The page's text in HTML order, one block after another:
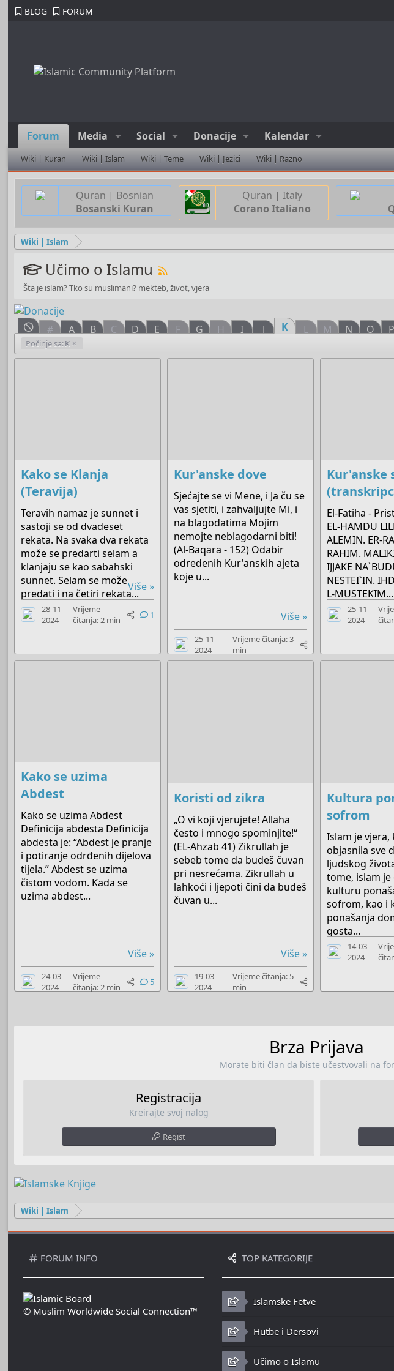
BLOG FORUM
Forum Media Social Donacije Kalendar
Wiki | Kuran Wiki | Islam Wiki | Teme Wiki | Jezici Wiki | Razno
Quran | Bosnian
Bosanski Kuran
Quran | Italy
Corano Italiano
Wiki | Islam
Učimo o Islamu
Šta je islam? Tko su muslimani? mekteb, život, vjera
# A B C D E F G H I J K L M N O P
Počinje sa:K
Kako se Klanja
(Teravija)
Teravih namaz je sunnet i
sastoji se od dvadeset
rekata. Na svaka dva rekata
može se predarti selam a
klanjaju se kao sabahski
sunnet. Selam se može
predati i na četiri rekata...
Više »
28-11-
2024
Vrijeme
čitanja: 2 min
1
Kur'anske dove
Sjećajte se vi Mene, i Ja ču se
vas sjetiti, i zahvaljujte Mi, i
na blagodatima Mojim
nemojte neblagodarni biti!
(Al-Baqara - 152) Odabir
odredenih Kur'anskih ajeta
koje u...
Više »
25-11-
2024
Vrijeme čitanja: 3
min
Kur'anske
El-Fatiha -
EL-HAMDU
ALEMIN. ER-
RAHIM.
IJJAKE
NESTEI`IN.
L-MUSTEKIM...
25-11-
2024
Kako se uzima
Abdest
Kako se uzima Abdest
Definicija abdesta Definicija
abdesta je: “Abdest je pranje
i potiranje odrđenih dijelova
tijela.” Abdest se uzima
čistom vodom. Kada se
uzima abdest...
Više »
24-03-
2024
Vrijeme
čitanja: 2 min
5
Koristi od zikra
„O vi koji vjerujete! Allaha
često i mnogo spominjite!“
(EL-Ahzab 41) Zikrullah je
sebeb tome da budeš čuvan
pri nesrećama. Zikrullah u
lahkoći i ljepoti čini da budeš
čuvan u...
Više »
19-03-
2024
Vrijeme čitanja: 5
min
Kultura
sofrom
Islam je vjera,
objasnila sve
ljudskog
tome, islam
kulturu
sofrom, kao i
ponašanja
gosta...
14-03-
2024
Brza Prijava
Morate biti član da biste učestvovali na
Registracija
Kreirajte svoj nalog
Regist
Wiki | Islam
FORUM INFO
© Muslim Worldwide Social Connection™
TOP KATEGORIJE
Islamske Fetve
Hutbe i Dersovi
Učimo o Islamu